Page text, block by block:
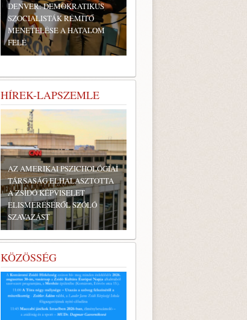
DENVER: DEMOKRATIKUS
SZOCIALISTÁK RÉMÍTŐ
MENETELÉSE A HATALOM
FELÉ
HÍREK-LAPSZEMLE
AZ AMERIKAI PSZICHOLÓGIAI
TÁRSASÁG ELHALASZTOTTA
A ZSIDÓ KÉPVISELET
ELISMERÉSÉRŐL SZÓLÓ
SZAVAZÁST
KÖZÖSSÉG